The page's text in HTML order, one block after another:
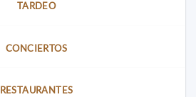
TARDEO
CONCIERTOS
RESTAURANTES